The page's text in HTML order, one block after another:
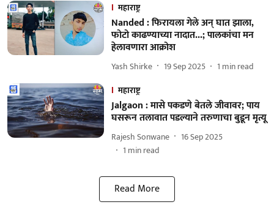
महाराष्ट्र
Nanded : फिरायला गेले अन् घात झाला,
फोटो काढण्याच्या नादात...; पालकांचा मन
हेलावणारा आक्रोश
Yash Shirke 19 Sep 2025 1 min read
महाराष्ट्र
Jalgaon : मासे पकडणे बेतले जीवावर; पाय
घसरून तलावात पडल्याने तरुणाचा बुडून मृत्यू
Rajesh Sonwane
16 Sep 2025
1 min read
Read More